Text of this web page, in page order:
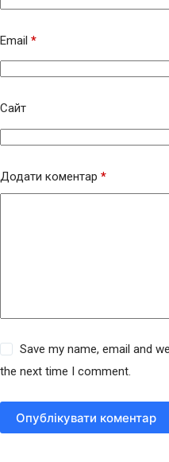
Email *
Сайт
Додати коментар *
Save my name, email and
the next time I comment.
Опублікувати коментар